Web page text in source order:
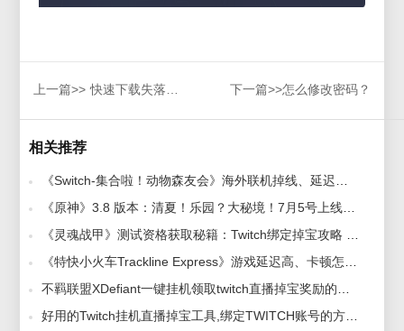
上一篇>> 快速下载失落的方舟台服客户端的方法,解决游戏下载慢问题 下一篇>>怎么修改密码？
相关推荐